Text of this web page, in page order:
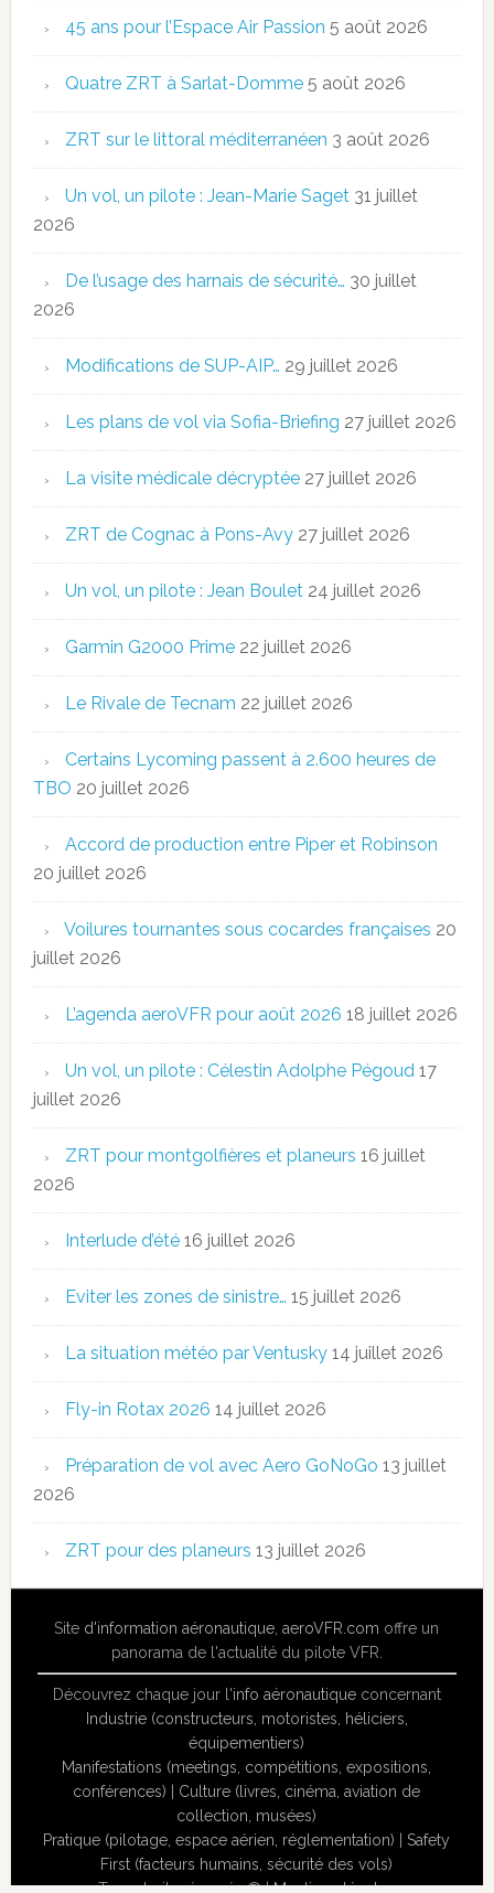
45 ans pour l’Espace Air Passion 5 août 2026
Quatre ZRT à Sarlat-Domme 5 août 2026
ZRT sur le littoral méditerranéen 3 août 2026
Un vol, un pilote : Jean-Marie Saget 31 juillet
2026
De l’usage des harnais de sécurité… 30 juillet
2026
Modifications de SUP-AIP… 29 juillet 2026
Les plans de vol via Sofia-Briefing 27 juillet 2026
La visite médicale décryptée 27 juillet 2026
ZRT de Cognac à Pons-Avy 27 juillet 2026
Un vol, un pilote : Jean Boulet 24 juillet 2026
Garmin G2000 Prime 22 juillet 2026
Le Rivale de Tecnam 22 juillet 2026
Certains Lycoming passent à 2.600 heures de
TBO 20 juillet 2026
Accord de production entre Piper et Robinson
20 juillet 2026
Voilures tournantes sous cocardes françaises 20
juillet 2026
L’agenda aeroVFR pour août 2026 18 juillet 2026
Un vol, un pilote : Célestin Adolphe Pégoud 17
juillet 2026
ZRT pour montgolfières et planeurs 16 juillet
2026
Interlude d’été 16 juillet 2026
Eviter les zones de sinistre… 15 juillet 2026
La situation météo par Ventusky 14 juillet 2026
Fly-in Rotax 2026 14 juillet 2026
Préparation de vol avec Aero GoNoGo 13 juillet
2026
ZRT pour des planeurs 13 juillet 2026
Site d'information aéronautique,aeroVFR.com offre un
panorama de l'actualité du pilote VFR.
Découvrez chaque jour l'info aéronautiqueconcernant
Industrie (constructeurs, motoristes, héliciers,
équipementiers)
Manifestations (meetings, compétitions, expositions,
conférences)
Culture (livres, cinéma, aviation de
collection, musées)
Pratique (pilotage, espace aérien, réglementation) |Safety
First (facteurs humains, sécurité des vols)
Tous droits réservés ® |Mentions légales